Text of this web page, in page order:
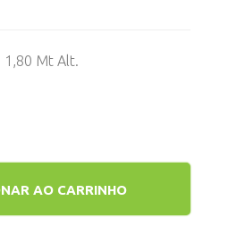
1,80 Mt Alt.
AO CARRINHO